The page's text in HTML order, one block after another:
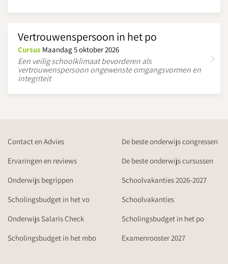
Vertrouwenspersoon in het po
Cursus Maandag 5 oktober 2026
Een veilig schoolklimaat bevorderen als
vertrouwenspersoon ongewenste omgangsvormen en
integriteit
Contact en Advies
De beste onderwijs congressen
Ervaringen en reviews
De beste onderwijs cursussen
Onderwijs begrippen
Schoolvakanties 2026-2027
Scholingsbudget in het vo
Schoolvakanties
Onderwijs Salaris Check
Scholingsbudget in het po
Scholingsbudget in het mbo
Examenrooster 2027